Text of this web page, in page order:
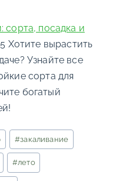
сорта, посадка и
Хотите вырастить
Узнайте все
сорта для
богатый
#закаливание
#лето